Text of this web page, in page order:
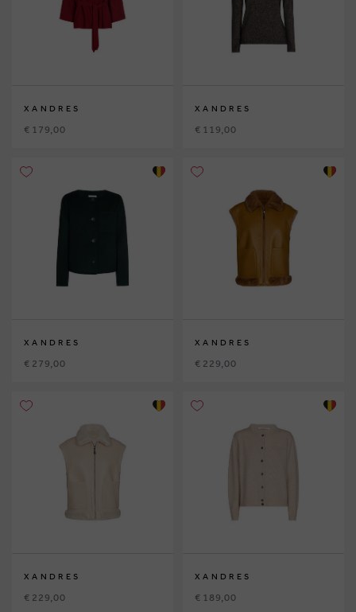
XANDRES
€ 179,00
XANDRES
€ 119,00
XANDRES
€ 279,00
XANDRES
€ 229,00
XANDRES
€ 229,00
XANDRES
€ 189,00